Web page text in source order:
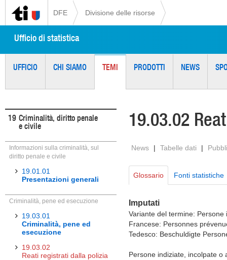
DFE Divisione delle risorse
Ufficio di statistica
UFFICIO CHI SIAMO TEMI PRODOTTI NEWS
19 Criminalità, diritto penale
e civile
Informazioni sulla criminalità, sul
diritto penale e civile
19.01.01
Presentazioni generali
Criminalità, pene ed esecuzione
19.03.01
Criminalità, pene ed
esecuzione
19.03.02
Reati registrati dalla polizia
19.03.02
News | Tabelle dati |
Glossario Fonti statistiche
Imputati
Variante del termine: Persone
Francese: Personnes
Tedesco: Beschuldigte
Persone indiziate, incolpate